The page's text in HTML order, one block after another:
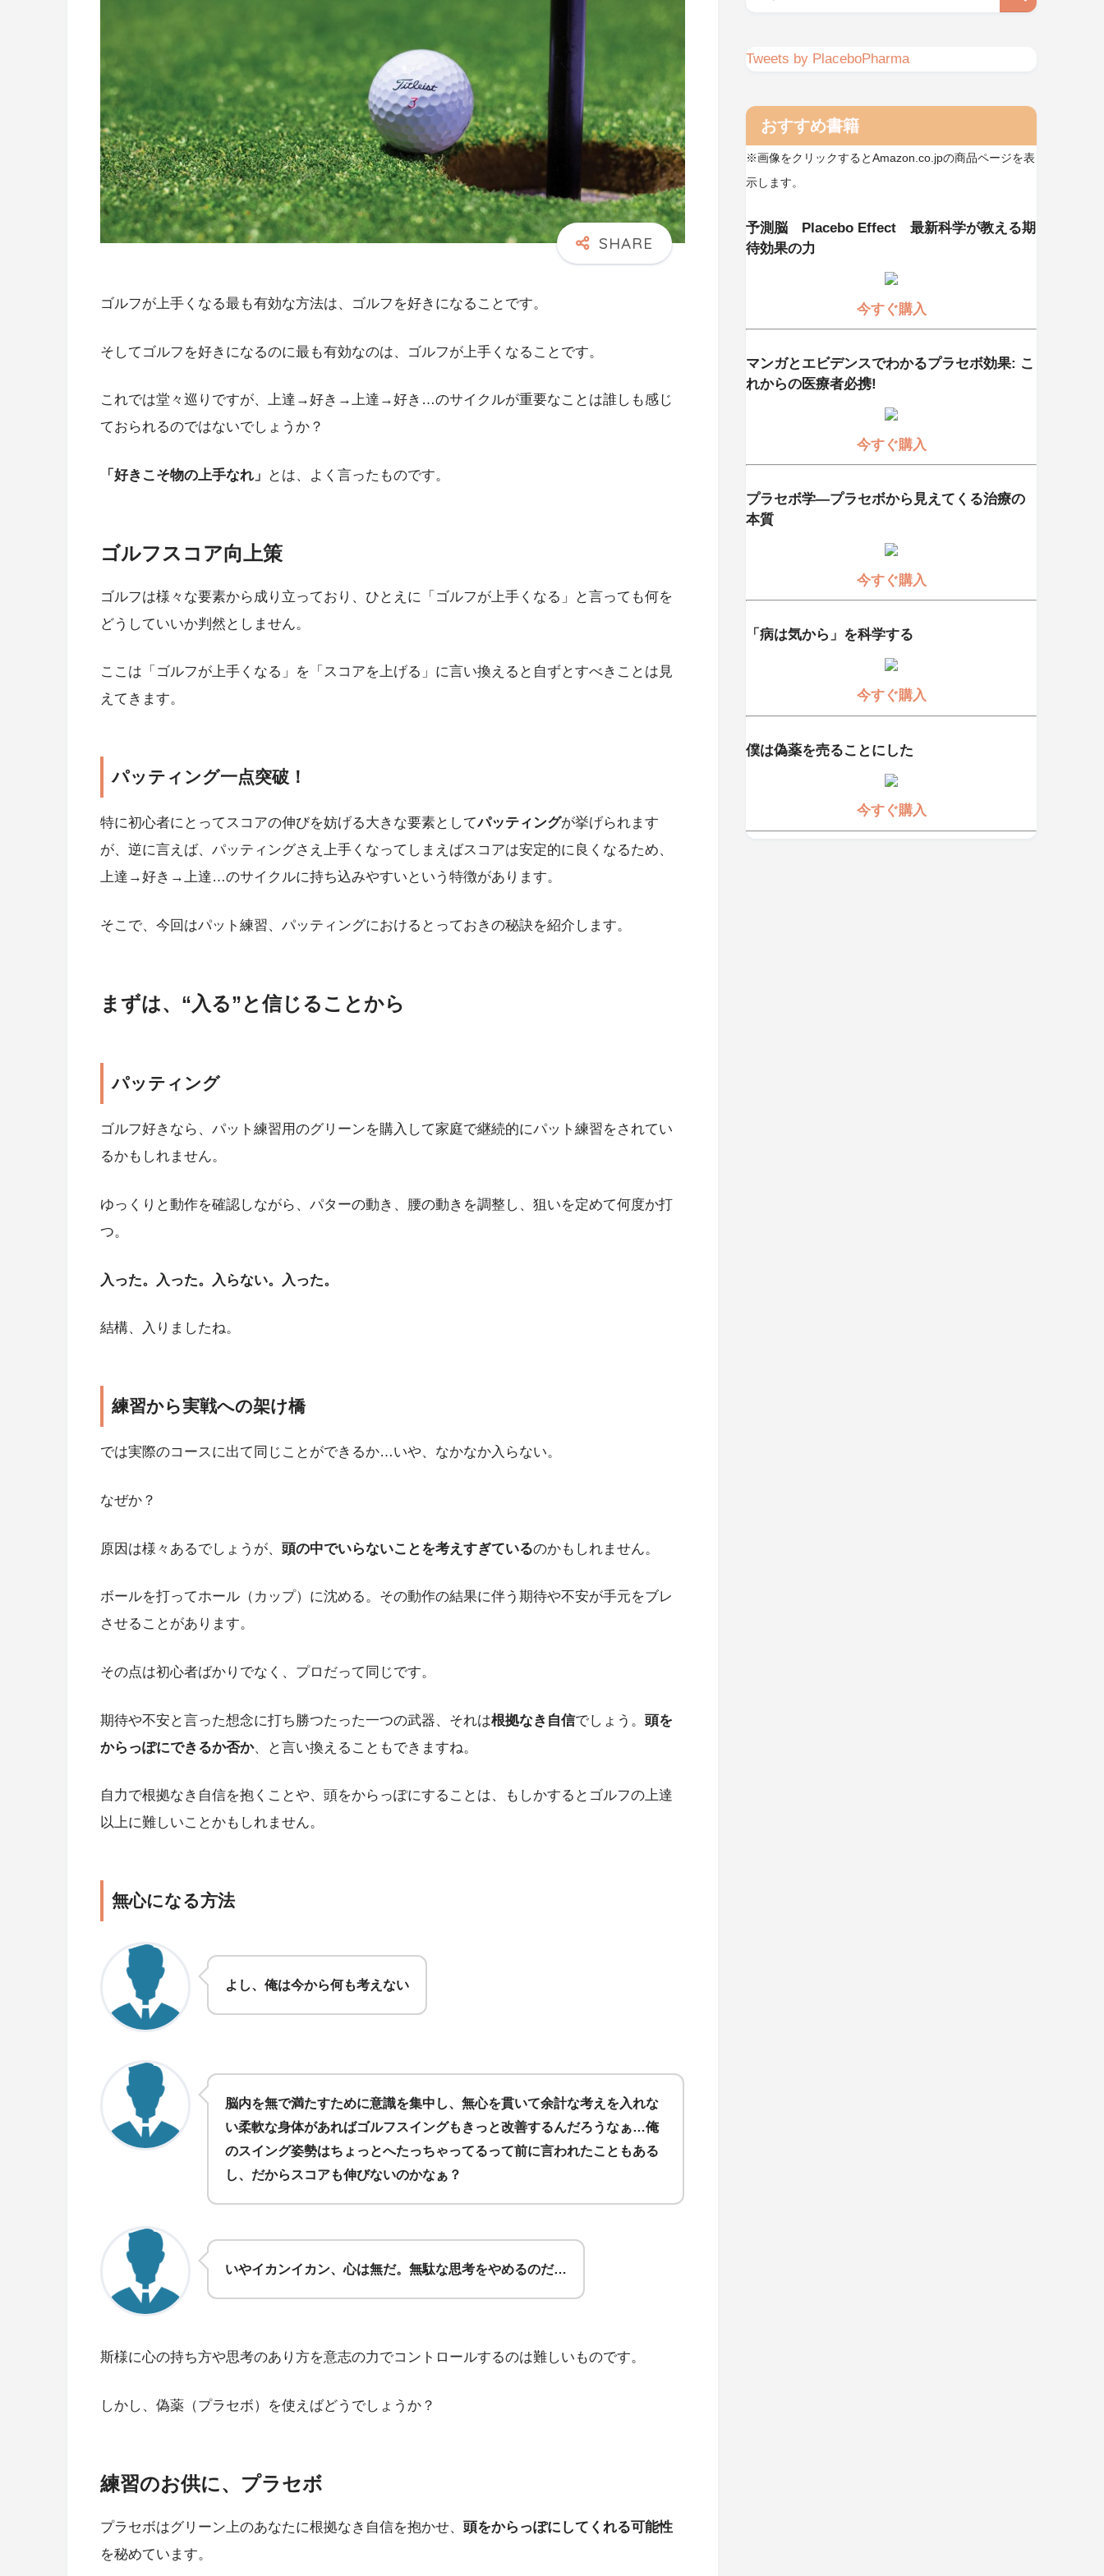
ゴルフが上手くなる最も有効な方法は、ゴルフを好きになることです。
そしてゴルフを好きになるのに最も有効なのは、ゴルフが上手くなることです。
これでは堂々巡りですが、上達→好き→上達→好き…のサイクルが重要なことは誰しも感じ
ておられるのではないでしょうか？
「好きこそ物の上手なれ」 とは、よく言ったものです。
ゴルフスコア向上策
ゴルフは様々な要素から成り立っており、ひとえに「ゴルフが上手くなる」と言っても何を
どうしていいか判然としません。
ここは「ゴルフが上手くなる」を「スコアを上げる」に言い換えると自ずとすべきことは見
えてきます。
パッティング一点突破！
特に初心者にとってスコアの伸びを妨げる大きな要素としてパッティングが挙げられます
が、逆に言えば、パッティングさえ上手くなってしまえばスコアは安定的に良くなるため、
上達→好き→上達…のサイクルに持ち込みやすいという特徴があります。
そこで、今回はパット練習、パッティングにおけるとっておきの秘訣を紹介します。
まずは、“入る”と信じることから
パッティング
ゴルフ好きなら、パット練習用のグリーンを購入して家庭で継続的にパット練習をされてい
るかもしれません。
ゆっくりと動作を確認しながら、パターの動き、腰の動きを調整し、狙いを定めて何度か打
つ。
入った。入った。入らない。入った。
結構、入りましたね。
練習から実戦への架け橋
では実際のコースに出て同じことができるか…いや、なかなか入らない。
なぜか？
原因は様々あるでしょうが、 頭の中でいらないことを考えすぎているのかもしれません。
ボールを打ってホール（カップ）に沈める。その動作の結果に伴う期待や不安が手元をブレ
させることがあります。
その点は初心者ばかりでなく、プロだって同じです。
期待や不安と言った想念に打ち勝つたった一つの武器、それは根拠なき自信でしょう。 頭を
からっぽにできるか否か、と言い換えることもできますね。
自力で根拠なき自信を抱くことや、頭をからっぽにすることは、もしかするとゴルフの上達
以上に難しいことかもしれません。
無心になる方法
よし、俺は今から何も考えない
脳内を無で満たすために意識を集中し、無心を貫いて余計な考えを入れな
い柔軟な身体があればゴルフスイングもきっと改善するんだろうなぁ…俺
のスイング姿勢はちょっとへたっちゃってるって前に言われたこともある
し、だからスコアも伸びないのかなぁ？
いやイカンイカン、心は無だ。無駄な思考をやめるのだ…
斯様に心の持ち方や思考のあり方を意志の力でコントロールするのは難しいものです。
しかし、偽薬（プラセボ）を使えばどうでしょうか？
練習のお供に、プラセボ
プラセボはグリーン上のあなたに根拠なき自信を抱かせ、 頭をからっぽにしてくれる可能性
を秘めています。
Tweets by PlaceboPharma
おすすめ書籍
※画像をクリックするとAmazon.co.jpの商品ページを表
示します。
予測脳 Placebo Effect 最新科学が教える期
待効果の力
今すぐ購入
マンガとエビデンスでわかるプラセボ効果: こ
れからの医療者必携!
今すぐ購入
プラセボ学―プラセボから見えてくる治療の
本質
今すぐ購入
「病は気から」を科学する
今すぐ購入
僕は偽薬を売ることにした
今すぐ購入